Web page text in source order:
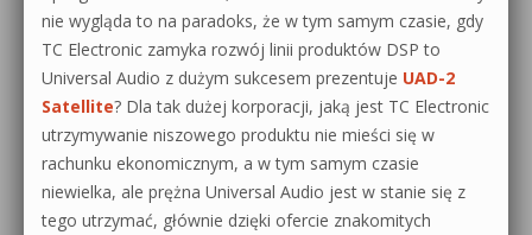
nie wygląda to na paradoks, że w tym samym czasie, gdy
TC Electronic zamyka rozwój linii produktów DSP to
Universal Audio z dużym sukcesem prezentuje UAD-2
Satellite? Dla tak dużej korporacji, jaką jest TC Electronic
utrzymywanie niszowego produktu nie mieści się w
rachunku ekonomicznym, a w tym samym czasie
niewielka, ale prężna Universal Audio jest w stanie się z
tego utrzymać, głównie dzięki ofercie znakomitych